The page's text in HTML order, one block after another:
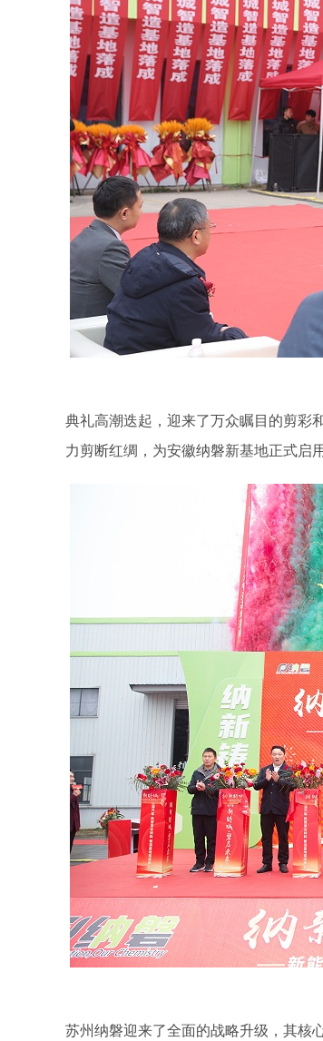
典礼高潮迭起，迎来了万众瞩目的剪彩
力剪断红绸，为安徽纳磐新基地正式启
苏州纳磐迎来了全面的战略升级，其核